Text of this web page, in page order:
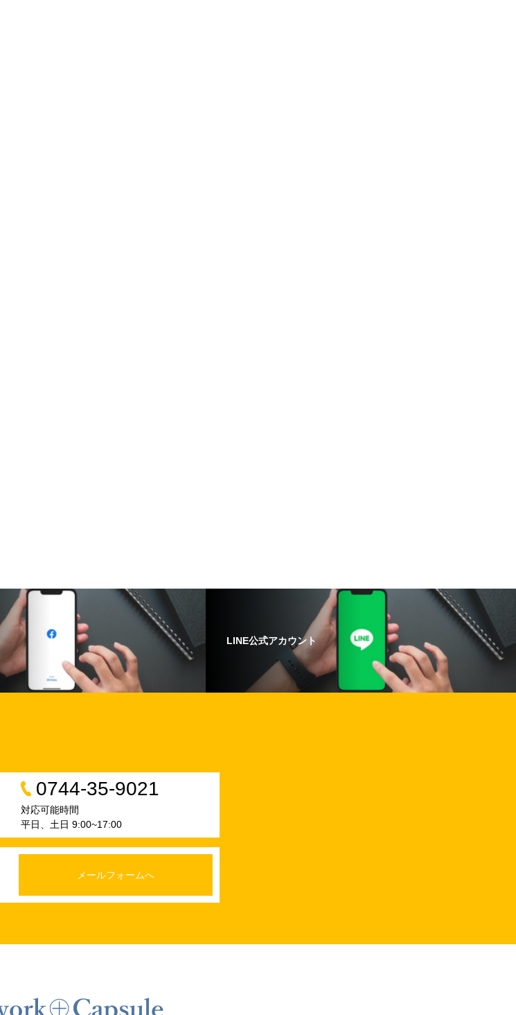
LINE公式アカウント
メールフォームへ
0744-35-9021
対応可能時間
平日、土日 9:00~17:00